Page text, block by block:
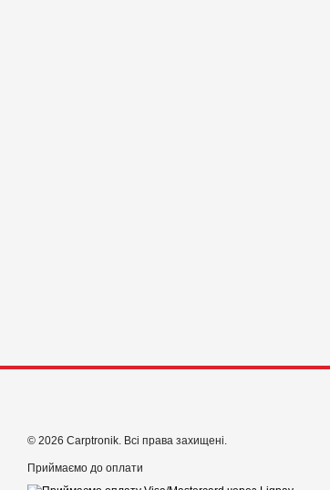
© 2026 Carptronik. Всі права захищені.
Приймаємо до оплати